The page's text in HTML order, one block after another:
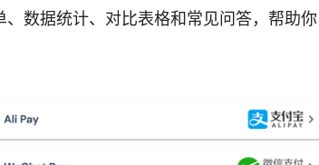
数据统计、对比表格和常见问答，帮助你